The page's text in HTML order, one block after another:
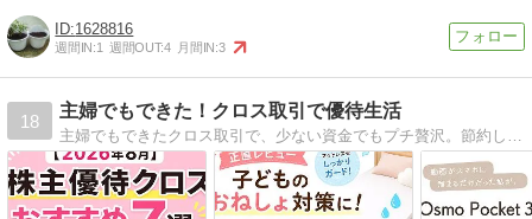
1628816
週間IN:1 週間OUT:4 月間IN:3
18
主婦でもできた！クロス取引で優待生活